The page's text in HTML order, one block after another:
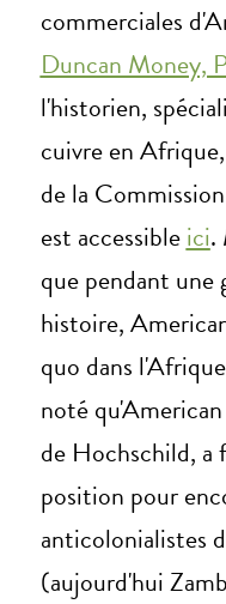
commerciales
Duncan Money,
l'historien,
cuivre en
de la
est accessibleici.
que pendant une
histoire,
quo dans
noté
de Hochschild, a
position pour
anticolonialistes
(aujourd'hui